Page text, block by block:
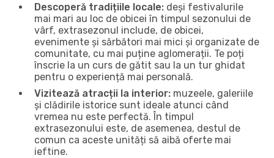
Descoperă tradițiile locale: deși festivalurile
mai mari au loc de obicei în timpul sezonului de
vârf, extrasezonul include, de obicei,
evenimente și sărbători mai mici și organizate de
comunitate, cu mai puține aglomerații. Te poți
înscrie la un curs de gătit sau la un tur ghidat
pentru o experiență mai personală.
Vizitează atracții la interior: muzeele, galeriile
și clădirile istorice sunt ideale atunci când
vremea nu este perfectă. În timpul
extrasezonului este, de asemenea, destul de
comun ca aceste unități să aibă oferte mai
ieftine.